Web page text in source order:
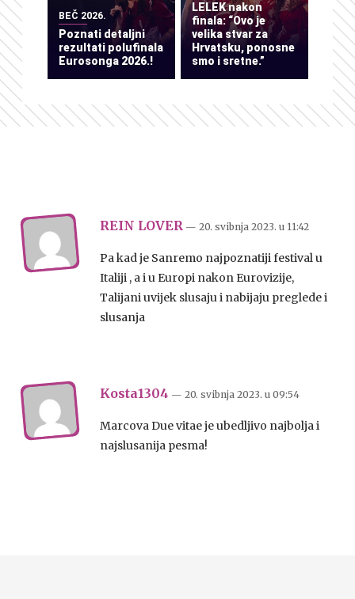
BEČ 2026.
Poznati detaljni
rezultati polufinala
Eurosonga 2026.!
LELEK nakon
finala: “Ovo je
velika stvar za
Hrvatsku, ponosne
smo i sretne.”
REIN LOVER — 20. svibnja 2023. u 11:42
Pa kad je Sanremo najpoznatiji festival u
Italiji , a i u Europi nakon Eurovizije,
Talijani uvijek slusaju i nabijaju preglede i
slusanja
Kosta1304 — 20. svibnja 2023. u 09:54
Marcova Due vitae je ubedljivo najbolja i
najslusanija pesma!